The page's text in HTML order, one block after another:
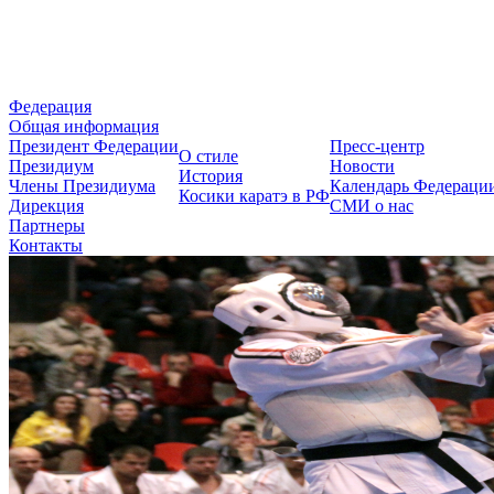
Федерация
Общая информация
Президент Федерации
Президиум
Члены Президиума
Дирекция
Партнеры
Контакты
О стиле
История
Косики каратэ в РФ
Пресс-центр
Новости
Календарь
СМИ о нас